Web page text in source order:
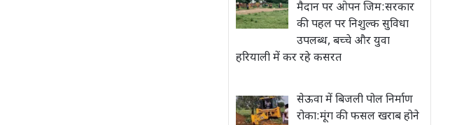
मैदान पर ओपन जिम:सरकार
की पहल पर निशुल्क सुविधा
उपलब्ध, बच्चे और युवा
हरियाली में कर रहे कसरत
सेऊवा में बिजली पोल निर्माण
रोका:मूंग की फसल खराब होने